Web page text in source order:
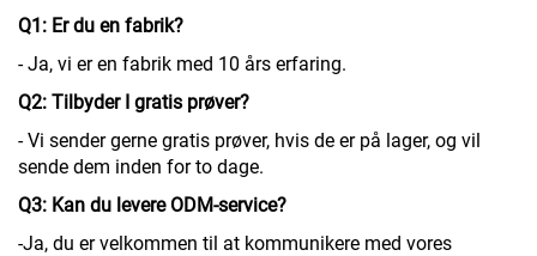
Q1: Er du en fabrik?
- Ja, vi er en fabrik med 10 års erfaring.
Q2: Tilbyder I gratis prøver?
- Vi sender gerne gratis prøver, hvis de er på lager, og vil
sende dem inden for to dage.
Q3: Kan du levere ODM-service?
-Ja, du er velkommen til at kommunikere med vores